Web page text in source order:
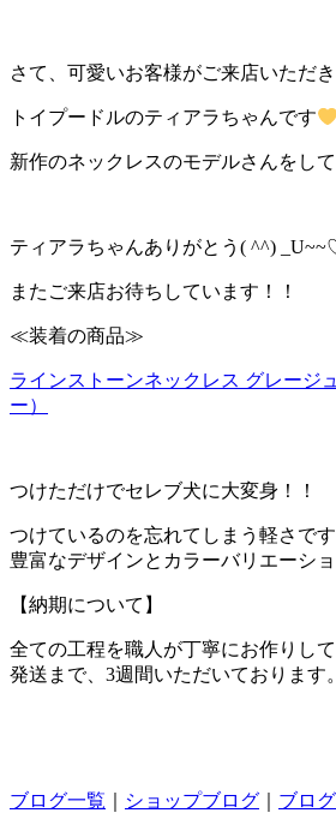
さて、可愛いお客様がご来店いただ
トイプードルのティアラちゃんです
新作のネックレスのモデルさんをし
ティアラちゃんありがとう( ^^)
またご来店お待ちしています！！
≪装着の商品≫
ラインストーンネックレス グレージ
ー）
つけただけでセレブ犬に大変身！！
つけているのを忘れてしまう軽さです
豊富なデザインとカラーバリエーシ
【納期について】
全ての工程を職人が丁寧にお作りして
発送まで、3週間いただいております。
ブログ一覧 ショップブログ
ブロ